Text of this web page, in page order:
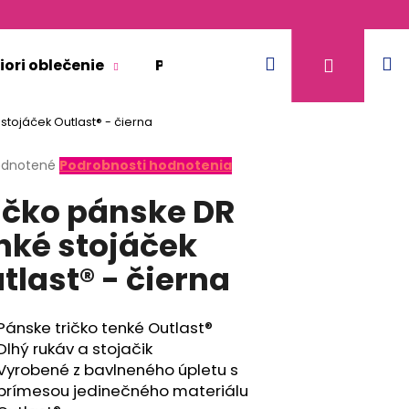
oblečenie Pre dospelých Doplnkový
Hľadať
Outlast® - čierna
Podrobnosti hodnotenia
pánske DR
stojáček
- čierna
tričko tenké Outlast®
rukáv a stojačik
z bavlneného úpletu s
jedinečného materiálu
TENKÉ VÝSTRIH U